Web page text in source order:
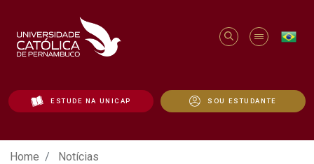
ESTUDE NA UNICAP SOU ESTUDANTE
Notícias - Unicap
Home Notícias